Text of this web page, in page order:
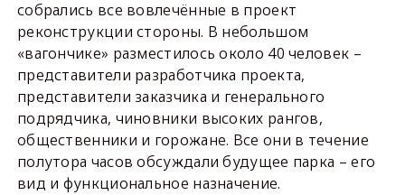
собрались все вовлечённые в проект
реконструкции стороны. В небольшом
«вагончике» разместилось около 40 человек –
представители разработчика проекта,
представители заказчика и генерального
подрядчика, чиновники высоких рангов,
общественники и горожане. Все они в течение
полутора часов обсуждали будущее парка – его
вид и функциональное назначение.